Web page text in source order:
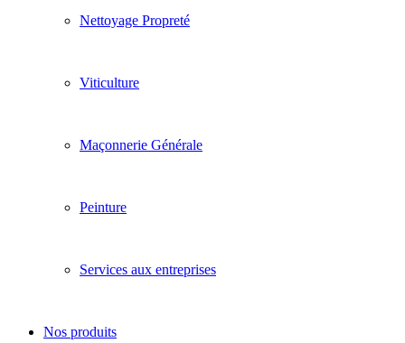
Nettoyage Propreté
Viticulture
Maçonnerie Générale
Peinture
Services aux entreprises
Nos produits